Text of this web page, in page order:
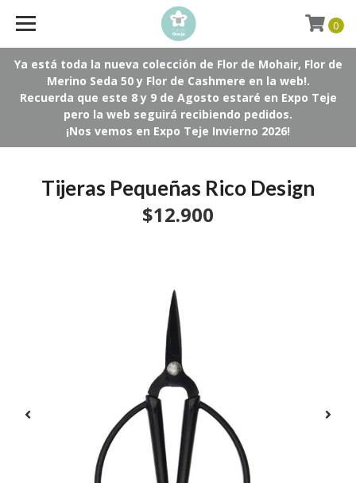
Ya está toda la nueva colección de Flor de Mohair, Flor de
Merino Seda 50 y Flor de Cashmere en la web!.
Recuerda que este 8 y 9 de Agosto estaré en Expo Teje
pero la web seguirá recibiendo pedidos.
¡Nos vemos en Expo Teje Invierno 2026!
0
Tijeras Pequeñas Rico Design
$12.900